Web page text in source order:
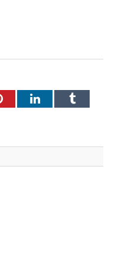
PinterestLinkedInTumblr